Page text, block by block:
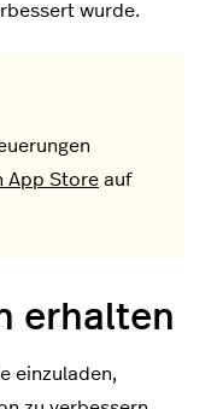
wurde.
App Store auf
erhalten
einzuladen,